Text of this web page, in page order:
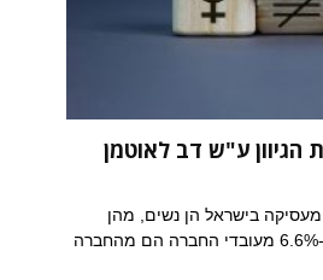
ע"ש דב לאוטמן
מעסיקה בישראל הן נשים, מהן
כ-37% בתפקידי טכנולוגיה; כ-6.6% מעובדי החברה הם מהחברה